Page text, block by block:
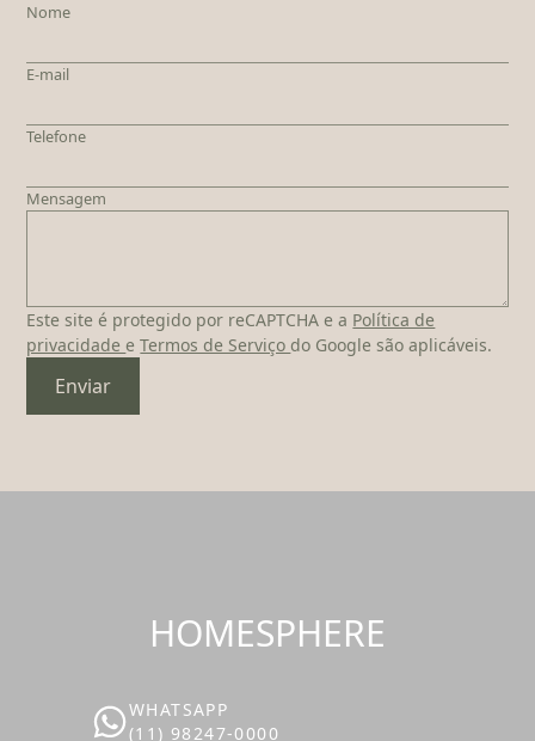
Nome
E-mail
Telefone
Mensagem
Este site é protegido por reCAPTCHA e a Política de
privacidade eTermos de Serviço do Google são aplicáveis.
Enviar
HOMESPHERE
WHATSAPP
(11) 98247-0000